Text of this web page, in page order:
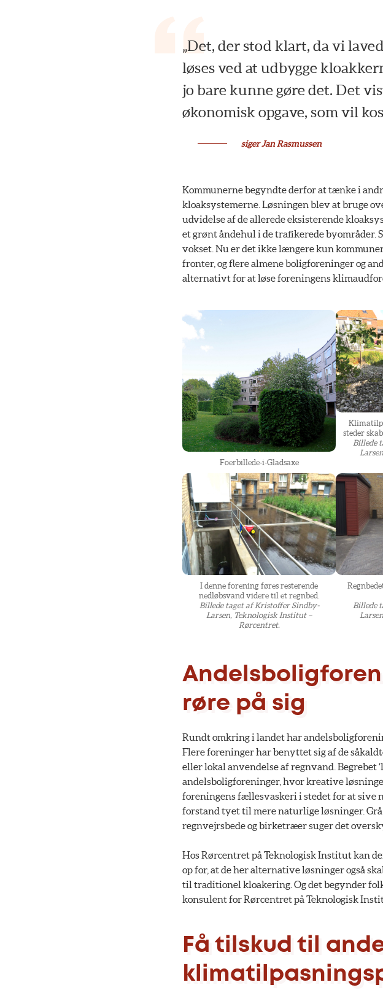
„Det, der stod klart, da vi
løses ved at udbygge
jo bare kunne gøre det. Det
økonomisk opgave, som vil
siger Jan Rasmussen
Kommunerne begyndte derfor at tænke i
kloaksystemerne. Løsningen blev at bruge
udvidelse af de allerede eksisterende
et grønt åndehul i de trafikerede
vokset. Nu er det ikke længere kun
fronter, og flere almene boligforeninger og
alternativt for at løse foreningens
Foerbillede-i-Gladsaxe
steder
Billede
I denne forening føres resterende
nedløbsvand videre til et regnbed.
Billede taget af Kristoffer Sindby-
Larsen, Teknologisk Institut –
Rørcentret.
Billede
røre på sig
Rundt omkring i landet har
Flere foreninger har benyttet sig af de
eller lokal anvendelse af regnvand. Begrebet
andelsboligforeninger, hvor kreative
foreningens fællesvaskeri i stedet for at sive
forstand tyet til mere naturlige løsninger.
regnvejrsbede og birketræer suger det
Hos Rørcentret på Teknologisk Institut kan
op for, at de her alternative løsninger også
til traditionel kloakering. Og det begynder
konsulent for Rørcentret på Teknologisk
Få tilskud til